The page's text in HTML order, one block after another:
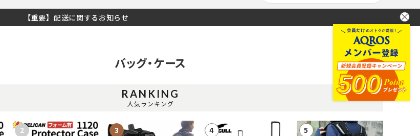
水中ライト・ビデオライト
アクセサリー メンテナンサービス・交換用パーツ
サーフ アウトドア
今コレ愛用してます！
海の遊びをもっと知る
【重要】配送に関するお知らせ
バッグ・ケース
RANKING
人気ランキング